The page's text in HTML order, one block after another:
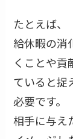
たとえば、
給休暇の消
くことや貢
ていると捉
必要です。
相手に与え